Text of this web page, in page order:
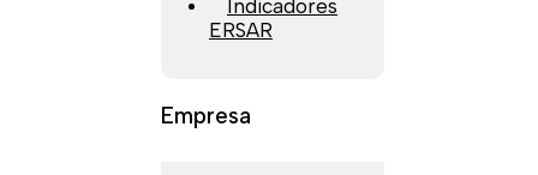
Indicadores
ERSAR
Empresa